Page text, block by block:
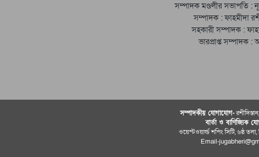
সম্পাদক মণ্ডলীর সভাপতি :
সম্পাদক : ফাহমীদা
সহকারী সম্পাদক :
ভারপ্রাপ্ত সম্পাদক :
সম্পাদকীয় যােগাযোগ-
বার্তা ও বাণিজ্যিক
ওয়েস্টওয়ার্ল্ড শপিং সিটি, ৬ষ্ঠ তলা,
Email-